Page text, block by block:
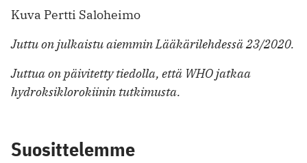
Kuva Pertti Saloheimo
Juttu on julkaistu aiemmin Lääkärilehdessä 23/2020.
Juttua on päivitetty tiedolla, että WHO jatkaa
hydroksiklorokiinin tutkimusta.
Suosittelemme